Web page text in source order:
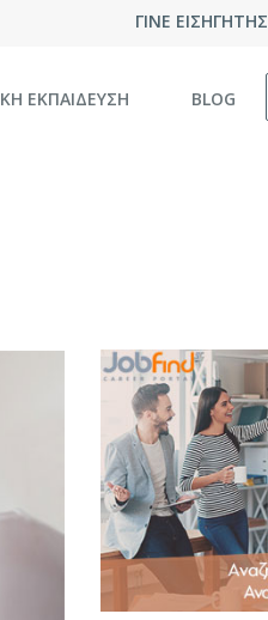
ΓΙΝΕ ΕΙΣΗΓΗΤΗΣ
ΕΚΠΑΙΔΕΥΣΗ BLOG